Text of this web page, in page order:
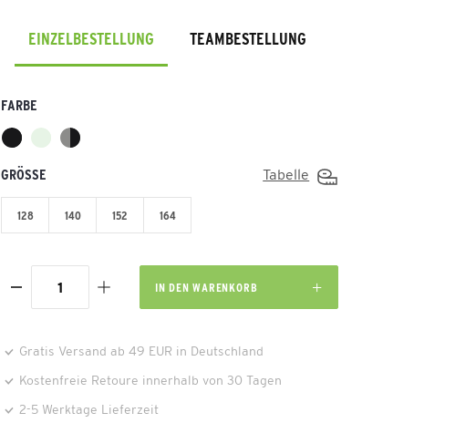
EINZELBESTELLUNG TEAMBESTELLUNG
FARBE
GRÖSSE Tabelle
128 140 152 164
IN DEN WARENKORB
Gratis Versand ab 49 EUR in Deutschland
Kostenfreie Retoure innerhalb von 30 Tagen
2-5 Werktage Lieferzeit